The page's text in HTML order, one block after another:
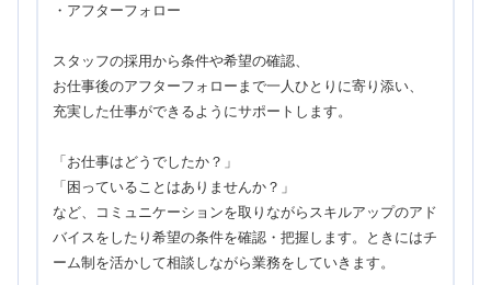
・アフターフォロー
スタッフの採用から条件や希望の確認、
お仕事後のアフターフォローまで一人ひとりに寄り添い、
充実した仕事ができるようにサポートします。
「お仕事はどうでしたか？」
「困っていることはありませんか？」
など、コミュニケーションを取りながらスキルアップのアド
バイスをしたり希望の条件を確認・把握します。ときにはチ
ーム制を活かして相談しながら業務をしていきます。